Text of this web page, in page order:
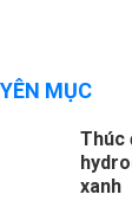
MỤC
Thúc
xanh